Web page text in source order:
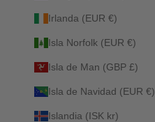
Irlanda (EUR €)
Isla Norfolk (EUR €)
Isla de Man (GBP £)
Isla de Navidad (EUR €)
Islandia (ISK kr)